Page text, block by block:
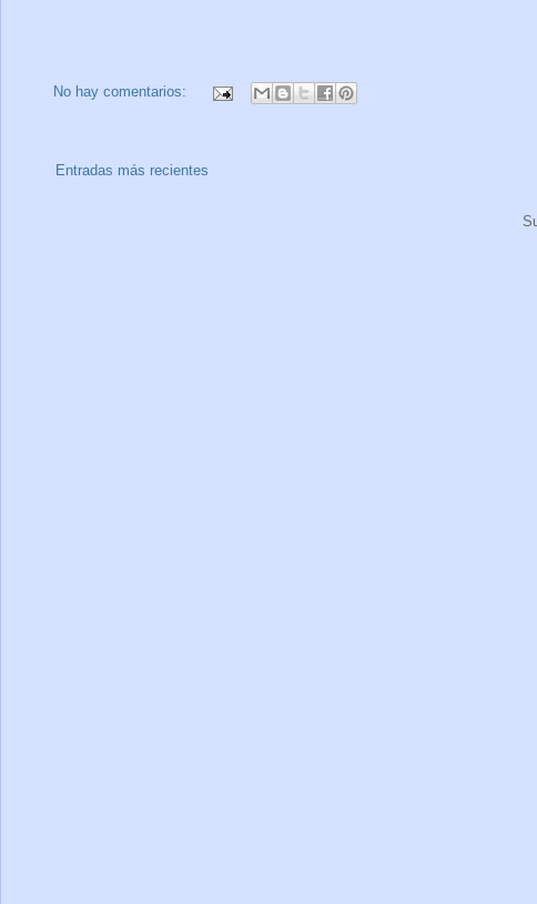
No hay comentarios:
Entradas más recientes